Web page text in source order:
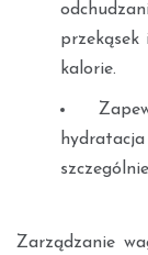
kalorie.
Zarządzanie